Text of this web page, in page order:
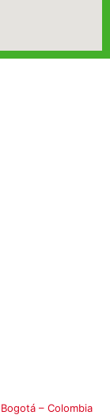
– Colombia